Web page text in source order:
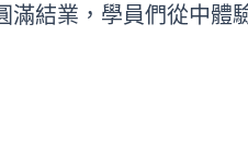
結業，學員們從中體